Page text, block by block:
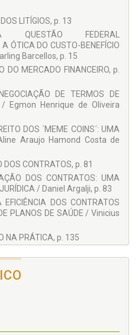
Barcellos
LITÍGIOS, p. 13
FEDERAL
ÓTICA DO CUSTO-BENEFÍCIO
Barcellos, p. 15
DO MERCADO FINANCEIRO, p.
DE TERMOS DE
/ Egmon Henrique de Oliveira
DOS ´MEME COINS´: UMA
Araujo Hamond Costa de
DOS CONTRATOS, p. 81
DOS CONTRATOS: UMA
/ Daniel Argalji, p. 83
DOS CONTRATOS
PLANOS DE SAÚDE / Vinicius
NA PRÁTICA, p. 135
DIREITO: A QUE DEVE
SUPERIOR
DE CASO DO PARQUE
Pieroni, p. 169